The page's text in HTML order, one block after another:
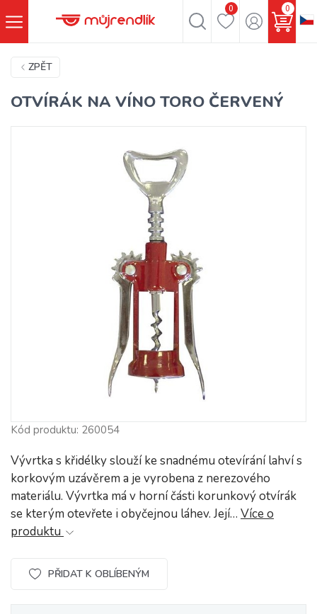
0 0
ZPĚT
OTVÍRÁK NA VÍNO TORO ČERVENÝ
Kód produktu: 260054
Vývrtka s křidélky slouží ke snadnému otevírání lahví s
korkovým uzávěrem a je vyrobena z nerezového
materiálu. Vývrtka má v horní části korunkový otvírák
se kterým otevřete i obyčejnou láhev. Její… Více o
produktu
PŘIDAT K OBLÍBENÝM